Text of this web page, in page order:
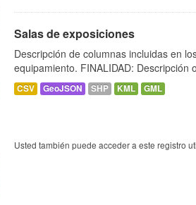
Salas de exposiciones
Descripción de columnas incluidas en
equipamiento. FINALIDAD: Descripción
CSV GeoJSON SHP KML GML
Usted también puede acceder a este registro